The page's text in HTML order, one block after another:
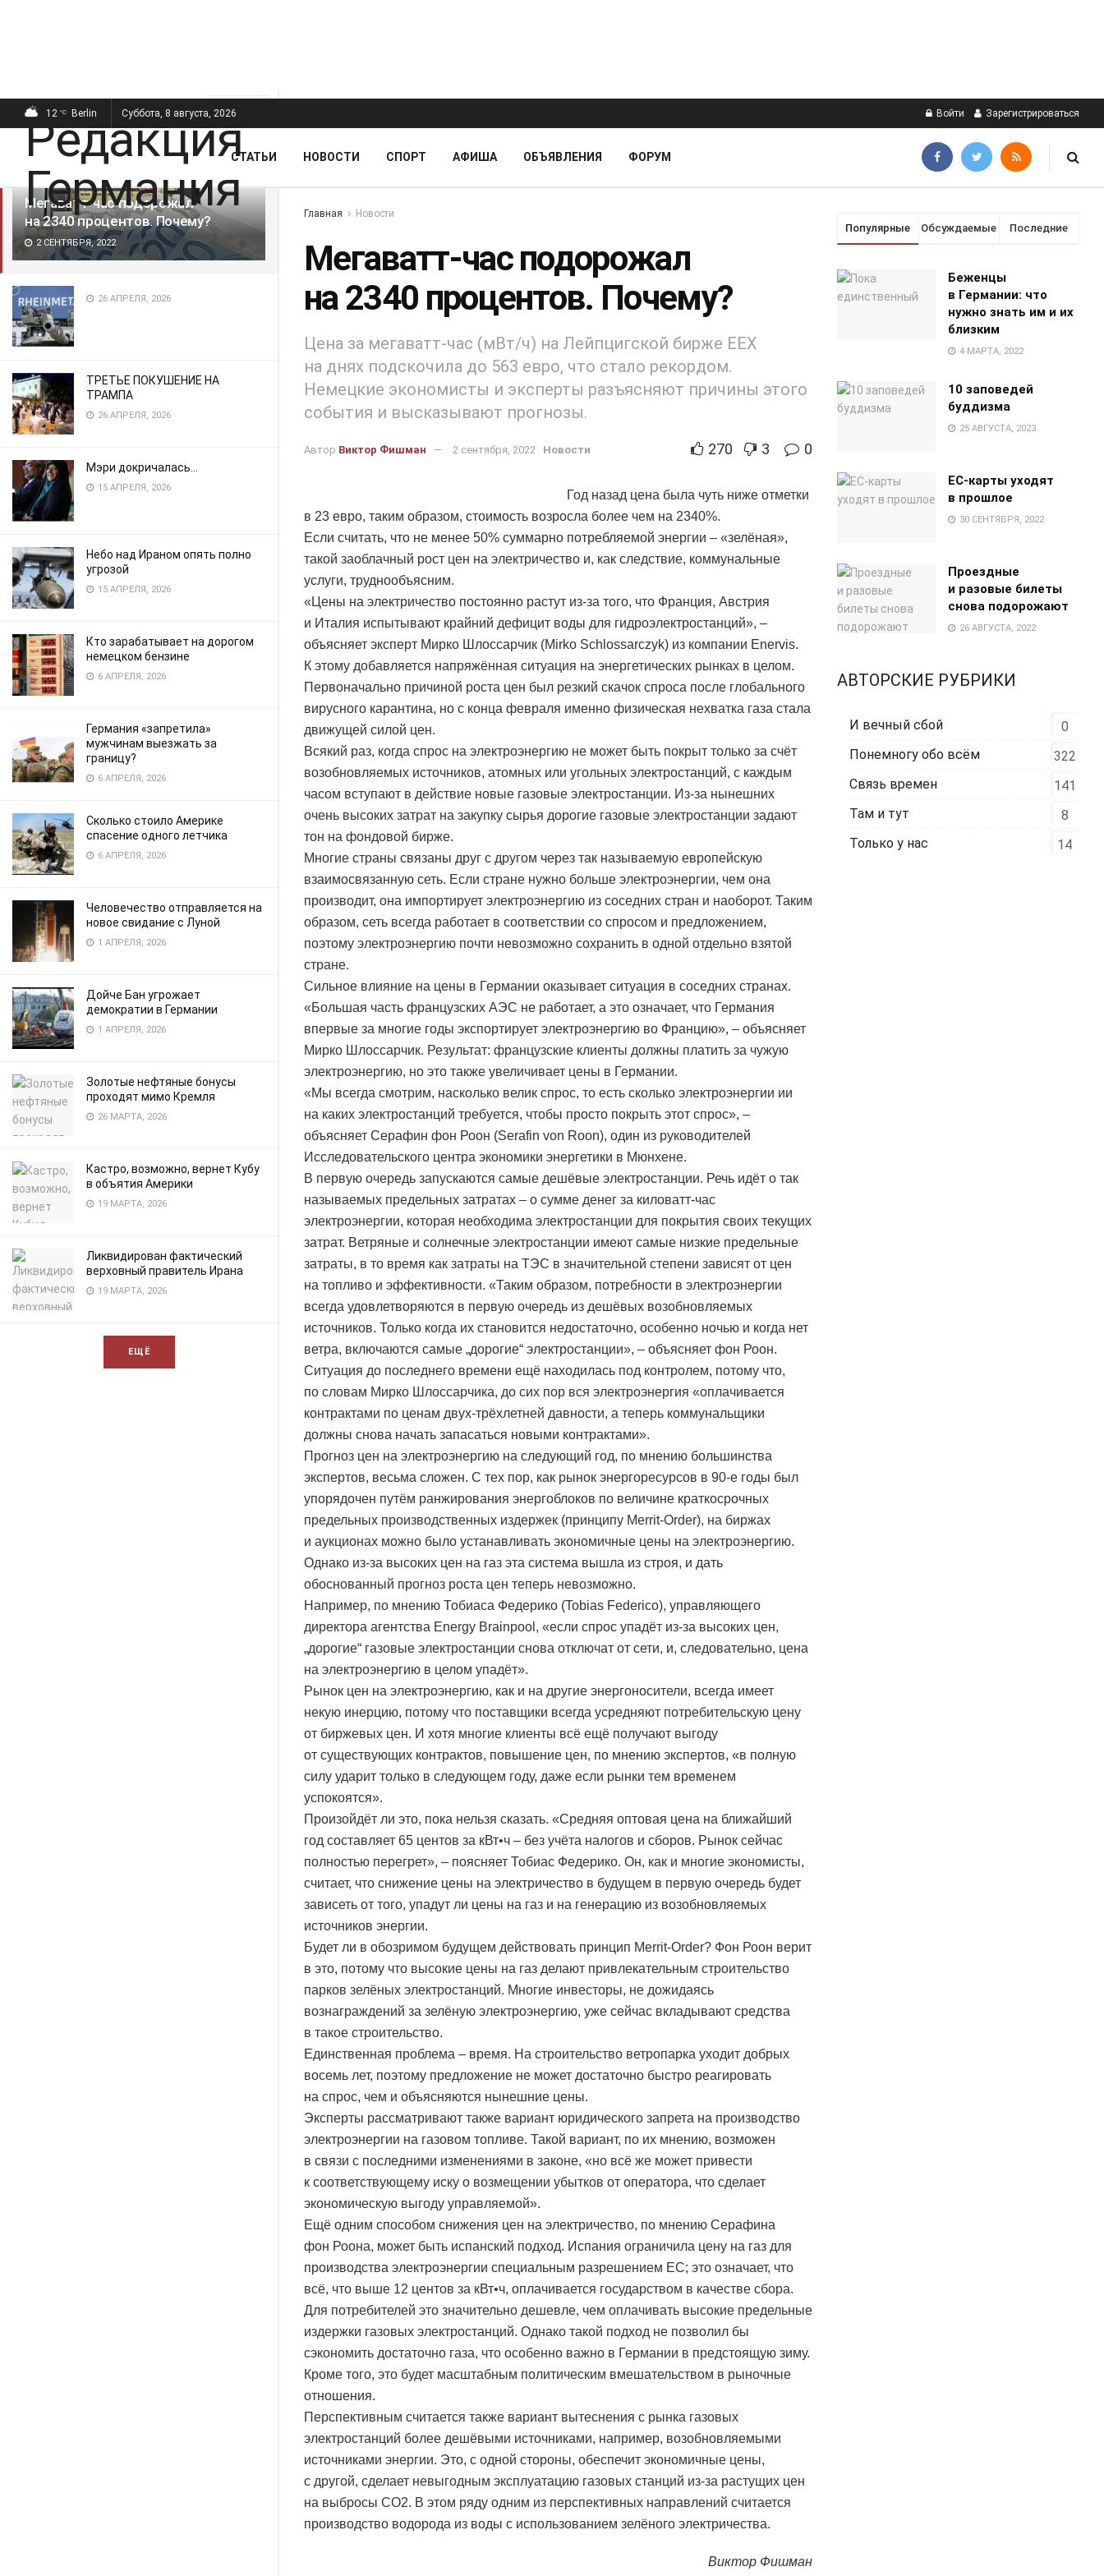
ПОСЛЕДНИЕ
Мегаватт-час подорожал
на 2340 процентов. Почему?
2 СЕНТЯБРЯ, 2022
26 АПРЕЛЯ, 2026
ТРЕТЬЕ ПОКУШЕНИЕ НА
ТРАМПА
26 АПРЕЛЯ, 2026
Мэри докричалась…
15 АПРЕЛЯ, 2026
Небо над Ираном опять полно
угрозой
15 АПРЕЛЯ, 2026
Кто зарабатывает на дорогом
немецком бензине
6 АПРЕЛЯ, 2026
Германия «запретила»
мужчинам выезжать за
границу?
6 АПРЕЛЯ, 2026
Сколько стоило Америке
спасение одного летчика
6 АПРЕЛЯ, 2026
Человечество отправляется на
новое свидание с Луной
1 АПРЕЛЯ, 2026
Дойче Бан угрожает
демократии в Германии
1 АПРЕЛЯ, 2026
Золотые нефтяные бонусы
проходят мимо Кремля
26 МАРТА, 2026
Кастро, возможно, вернет Кубу
в объятия Америки
19 МАРТА, 2026
Ликвидирован фактический
верховный правитель Ирана
19 МАРТА, 2026
ЕЩЁ
12 °C Berlin Суббота, 8 августа, 2026 Войти Зарегистрироваться
СТАТЬИ НОВОСТИ СПОРТ АФИША ОБЪЯВЛЕНИЯ ФОРУМ
Главная Новости
Мегаватт-час подорожал
на 2340 процентов. Почему?
Цена за мегаватт-час (мВт/ч) на Лейпцигской бирже EEX
на днях подскочила до 563 евро, что стало рекордом.
Немецкие экономисты и эксперты разъясняют причины этого
события и высказывают прогнозы.
Автор Виктор Фишман 2 сентября, 2022 Новости 270 3 0
Год назад цена была чуть ниже отметки
в 23 евро, таким образом, стоимость возросла более чем на 2340%.
Если считать, что не менее 50% суммарно потребляемой энергии – «зелёная»,
такой заоблачный рост цен на электричество и, как следствие, коммунальные
услуги, труднообъясним.
«Цены на электричество постоянно растут из-за того, что Франция, Австрия
и Италия испытывают крайний дефицит воды для гидроэлектростанций», –
объясняет эксперт Мирко Шлоссарчик (Mirko Schlossarczyk) из компании Enervis.
К этому добавляется напряжённая ситуация на энергетических рынках в целом.
Первоначально причиной роста цен был резкий скачок спроса после глобального
вирусного карантина, но с конца февраля именно физическая нехватка газа стала
движущей силой цен.
Всякий раз, когда спрос на электроэнергию не может быть покрыт только за счёт
возобновляемых источников, атомных или угольных электростанций, с каждым
часом вступают в действие новые газовые электростанции. Из-за нынешних
очень высоких затрат на закупку сырья дорогие газовые электростанции задают
тон на фондовой бирже.
Многие страны связаны друг с другом через так называемую европейскую
взаимосвязанную сеть. Если стране нужно больше электроэнергии, чем она
производит, она импортирует электроэнергию из соседних стран и наоборот. Таким
образом, сеть всегда работает в соответствии со спросом и предложением,
поэтому электроэнергию почти невозможно сохранить в одной отдельно взятой
стране.
Сильное влияние на цены в Германии оказывает ситуация в соседних странах.
«Большая часть французских АЭС не работает, а это означает, что Германия
впервые за многие годы экспортирует электроэнергию во Францию», – объясняет
Мирко Шлоссарчик. Результат: французские клиенты должны платить за чужую
электроэнергию, но это также увеличивает цены в Германии.
«Мы всегда смотрим, насколько велик спрос, то есть сколько электроэнергии ии
на каких электростанций требуется, чтобы просто покрыть этот спрос», –
объясняет Серафин фон Роон (Serafin von Roon), один из руководителей
Исследовательского центра экономики энергетики в Мюнхене.
В первую очередь запускаются самые дешёвые электростанции. Речь идёт о так
называемых предельных затратах – о сумме денег за киловатт-час
электроэнергии, которая необходима электростанции для покрытия своих текущих
затрат. Ветряные и солнечные электростанции имеют самые низкие предельные
затраты, в то время как затраты на ТЭС в значительной степени зависят от цен
на топливо и эффективности. «Таким образом, потребности в электроэнергии
всегда удовлетворяются в первую очередь из дешёвых возобновляемых
источников. Только когда их становится недостаточно, особенно ночью и когда нет
ветра, включаются самые „дорогие“ электростанции», – объясняет фон Роон.
Ситуация до последнего времени ещё находилась под контролем, потому что,
по словам Мирко Шлоссарчика, до сих пор вся электроэнергия «оплачивается
контрактами по ценам двух-трёхлетней давности, а теперь коммунальщики
должны снова начать запасаться новыми контрактами».
Прогноз цен на электроэнергию на следующий год, по мнению большинства
экспертов, весьма сложен. С тех пор, как рынок энергоресурсов в 90-е годы был
упорядочен путём ранжирования энергоблоков по величине краткосрочных
предельных производственных издержек (принципу Merrit-Order), на биржах
и аукционах можно было устанавливать экономичные цены на электроэнергию.
Однако из-за высоких цен на газ эта система вышла из строя, и дать
обоснованный прогноз роста цен теперь невозможно.
Например, по мнению Тобиаса Федерико (Tobias Federico), управляющего
директора агентства Energy Brainpool, «если спрос упадёт из-за высоких цен,
„дорогие“ газовые электростанции снова отключат от сети, и, следовательно, цена
на электроэнергию в целом упадёт».
Рынок цен на электроэнергию, как и на другие энергоносители, всегда имеет
некую инерцию, потому что поставщики всегда усредняют потребительскую цену
от биржевых цен. И хотя многие клиенты всё ещё получают выгоду
от существующих контрактов, повышение цен, по мнению экспертов, «в полную
силу ударит только в следующем году, даже если рынки тем временем
успокоятся».
Произойдёт ли это, пока нельзя сказать. «Средняя оптовая цена на ближайший
год составляет 65 центов за кВт•ч – без учёта налогов и сборов. Рынок сейчас
полностью перегрет», – поясняет Тобиас Федерико. Он, как и многие экономисты,
считает, что снижение цены на электричество в будущем в первую очередь будет
зависеть от того, упадут ли цены на газ и на генерацию из возобновляемых
источников энергии.
Будет ли в обозримом будущем действовать принцип Merrit-Order? Фон Роон верит
в это, потому что высокие цены на газ делают привлекательным строительство
парков зелёных электростанций. Многие инвесторы, не дожидаясь
вознаграждений за зелёную электроэнергию, уже сейчас вкладывают средства
в такое строительство.
Единственная проблема – время. На строительство ветропарка уходит добрых
восемь лет, поэтому предложение не может достаточно быстро реагировать
на спрос, чем и объясняются нынешние цены.
Эксперты рассматривают также вариант юридического запрета на производство
электроэнергии на газовом топливе. Такой вариант, по их мнению, возможен
в связи с последними изменениями в законе, «но всё же может привести
к соответствующему иску о возмещении убытков от оператора, что сделает
экономическую выгоду управляемой».
Ещё одним способом снижения цен на электричество, по мнению Серафина
фон Роона, может быть испанский подход. Испания ограничила цену на газ для
производства электроэнергии специальным разрешением ЕС; это означает, что
всё, что выше 12 центов за кВт•ч, оплачивается государством в качестве сбора.
Для потребителей это значительно дешевле, чем оплачивать высокие предельные
издержки газовых электростанций. Однако такой подход не позволил бы
сэкономить достаточно газа, что особенно важно в Германии в предстоящую зиму.
Кроме того, это будет масштабным политическим вмешательством в рыночные
отношения.
Перспективным считается также вариант вытеснения с рынка газовых
электростанций более дешёвыми источниками, например, возобновляемыми
источниками энергии. Это, с одной стороны, обеспечит экономичные цены,
с другой, сделает невыгодным эксплуатацию газовых станций из-за растущих цен
на выбросы CO2. В этом ряду одним из перспективных направлений считается
производство водорода из воды с использованием зелёного электричества.
Виктор Фишман
Популярные Обсуждаемые Последние
Беженцы
в Германии: что
нужно знать им и их
близким
4 МАРТА, 2022
10 заповедей
буддизма
25 АВГУСТА, 2023
EC-карты уходят
в прошлое
30 СЕНТЯБРЯ, 2022
Проездные
и разовые билеты
снова подорожают
26 АВГУСТА, 2022
АВТОРСКИЕ РУБРИКИ
И вечный сбой
0
Понемногу обо всём
322
Связь времен
141
Там и тут
8
Только у нас
14